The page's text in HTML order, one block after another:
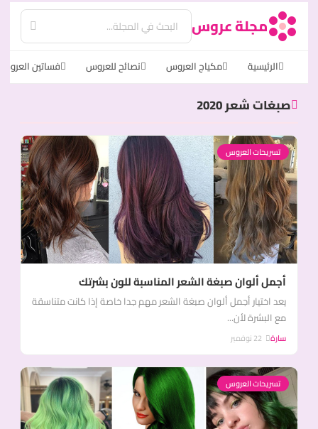
مجلة عروس
الرئيسية مكياج العروس نصائح للعروس فساتين العروس
صبغات شعر 2020
تسريحات العروس
أجمل ألوان صبغة الشعر المناسبة للون بشرتك
يعد اختيار أجمل ألوان صبغة الشعر مهم جدا خاصة إذا كانت متناسقة
مع البشرة لأن...
سارة
تسريحات العروس